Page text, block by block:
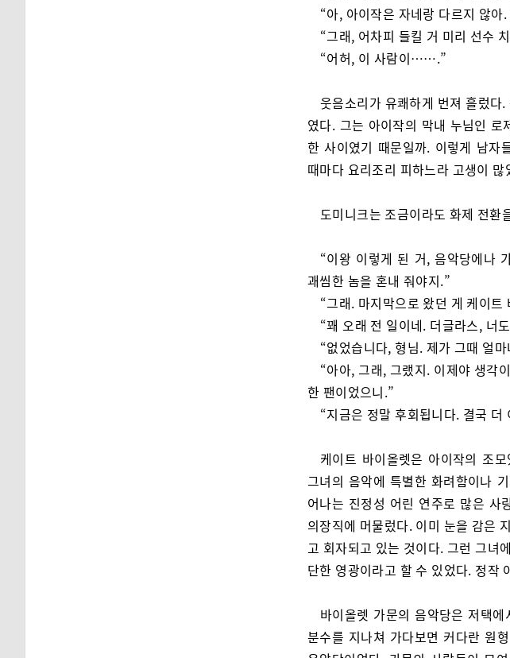
“아, 아이작은 자네랑 다르지 않아
“그래, 어차피 들킬 거 미리 선수
“어허, 이 사람이…….”
웃음소리가 유쾌하게 번져 흘렀다
였다. 그는 아이작의 막내 누님인
한 사이였기 때문일까. 이렇게 남자
때마다 요리조리 피하느라 고생이 많
도미니크는 조금이라도 화제 전환
“이왕 이렇게 된 거, 음악당에나
괘씸한 놈을 혼내 줘야지.”
“그래. 마지막으로 왔던 게 케이
“꽤 오래 전 일이네. 더글라스, 너
“없었습니다, 형님. 제가 그때 얼
“아아, 그래, 그랬지. 이제야 생각
한 팬이었으니.”
“지금은 정말 후회됩니다. 결국
케이트 바이올렛은 아이작의 조
그녀의 음악에 특별한 화려함이나
어나는 진정성 어린 연주로 많은 사
의장직에 머물렀다. 이미 눈을 감은
고 회자되고 있는 것이다. 그런 그녀
단한 영광이라고 할 수 있었다. 정작
바이올렛 가문의 음악당은 저택
분수를 지나쳐 가다보면 커다란 원